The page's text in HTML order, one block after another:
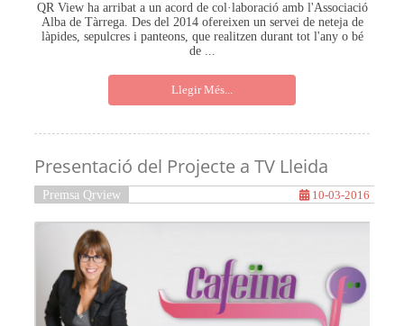
QR View ha arribat a un acord de col·laboració amb l'Associació
Alba de Tàrrega. Des del 2014 ofereixen un servei de neteja de
làpides, sepulcres i panteons, que realitzen durant tot l'any o bé
de ...
Llegir Més...
Presentació del Projecte a TV Lleida
Premsa Qrview 10-03-2016